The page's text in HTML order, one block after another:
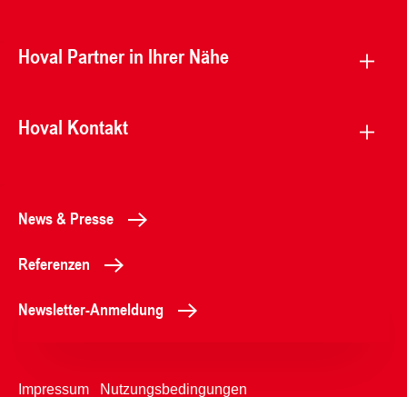
Hoval Partner in Ihrer Nähe
Hoval Kontakt
News & Presse
Referenzen
Newsletter-Anmeldung
Impressum Nutzungsbedingungen